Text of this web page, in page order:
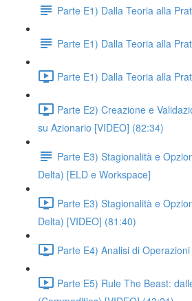
Parte E1) Dalla Teoria alla
Parte E1) Dalla Teoria alla
Parte E1) Dalla Teoria alla
Parte E2) Creazione e
su Azionario [VIDEO] (82:34)
Parte E3) Stagionalità e
Delta) [ELD e Workspace]
Parte E3) Stagionalità e
Delta) [VIDEO] (81:40)
Parte E4) Analisi di
Parte E5) Rule The Beast: